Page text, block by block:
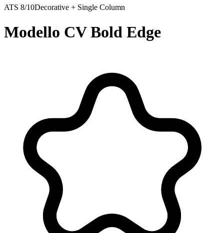
ATS 8/10Decorative + Single Column
Modello CV Bold Edge